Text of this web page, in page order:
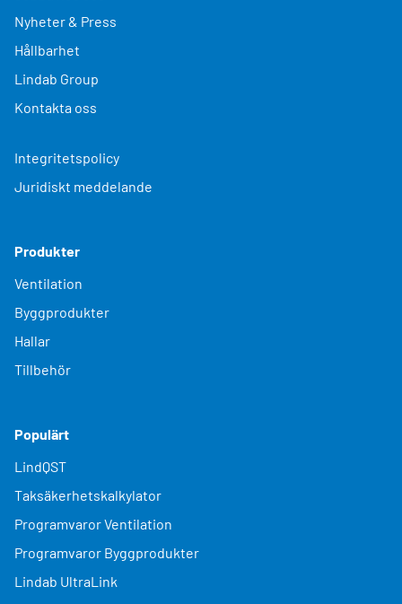
Nyheter & Press
Hållbarhet
Lindab Group
Kontakta oss
Integritetspolicy
Juridiskt meddelande
Produkter
Ventilation
Byggprodukter
Hallar
Tillbehör
Populärt
LindQST
Taksäkerhetskalkylator
Programvaror Ventilation
Programvaror Byggprodukter
Lindab UltraLink